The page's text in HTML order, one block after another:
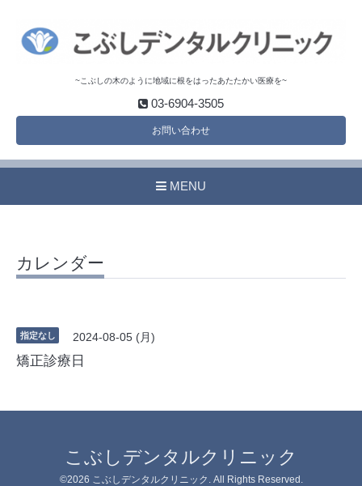
~こぶしの木のように地域に根をはったあたたかい医療を~
03-6904-3505
お問い合わせ
MENU
カレンダー
指定なし 2024-08-05 (月)
矯正診療日
こぶしデンタルクリニック
©2026 こぶしデンタルクリニック . All Rights Reserved.